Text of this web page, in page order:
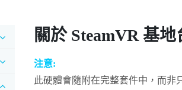
關於 SteamVR 基地
注意:
此硬體會隨附在完整套件中，而非